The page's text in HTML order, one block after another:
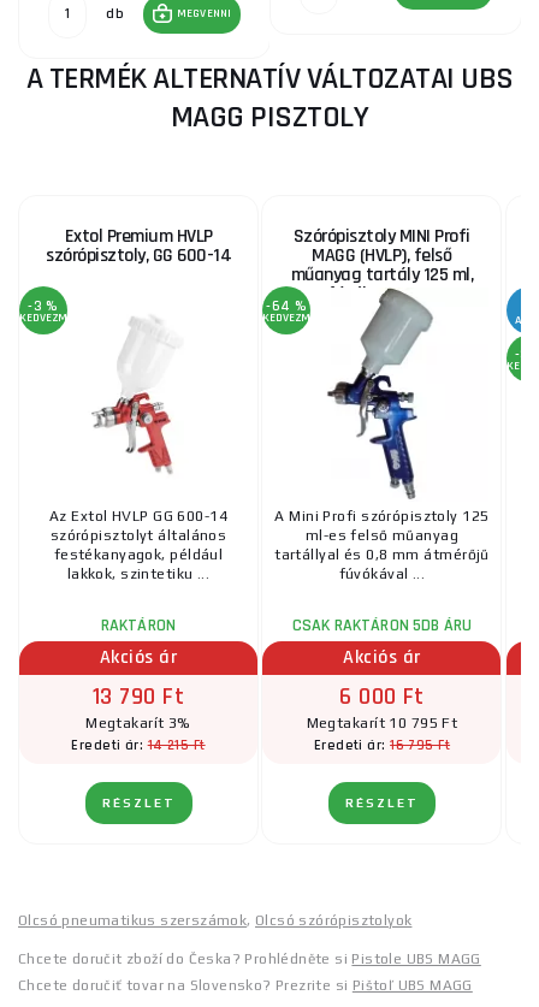
db MEGVENNI
A TERMÉK ALTERNATÍV VÁLTOZATAI UBS
MAGG PISZTOLY
Extol Premium HVLP
szórópisztoly, GG 600-14
-3 %
KEDVEZMÉNY
Az Extol HVLP GG 600-14
szórópisztolyt általános
festékanyagok, például
lakkok, szintetiku ...
RAKTÁRON
Akciós ár
13 790 Ft
Megtakarít 3%
Eredeti ár:14 215 Ft
RÉSZLET
Szórópisztoly MINI Profi
MAGG (HVLP), felső
műanyag tartály 125 ml,
fúvóka 1,0 mm
-64 %
KEDVEZMÉNY
A Mini Profi szórópisztoly 125
ml-es felső műanyag
tartállyal és 0,8 mm átmérőjű
fúvókával ...
CSAK RAKTÁRON 5DB ÁRU
Akciós ár
6 000 Ft
Megtakarít 10 795 Ft
Eredeti ár:16 795 Ft
RÉSZLET
-3
Olcsó pneumatikus szerszámok, Olcsó szórópisztolyok
Chcete doručit zboží do Česka? Prohlédněte si Pistole UBS MAGG
Chcete doručiť tovar na Slovensko? Prezrite si Pištoľ UBS MAGG